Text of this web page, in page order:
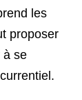
les
proposer
à se